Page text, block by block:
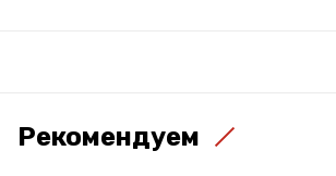
Рекомендуем